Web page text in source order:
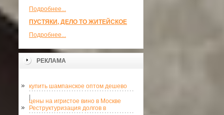
Подробнее...
ПУСТЯКИ, ДЕЛО ТО ЖИТЕЙСКОЕ
Подробнее...
РЕКЛАМА
купить шампанское оптом дешево
цены на игристое вино в Москве
Реструктуризация долгов в